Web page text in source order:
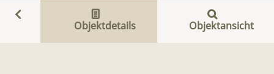
Objektdetails Objektansicht